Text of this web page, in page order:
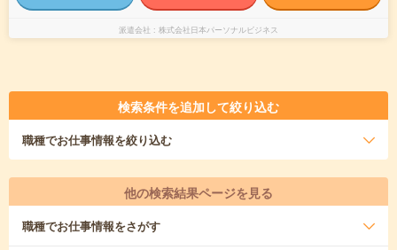
派遣会社 株式会社日本パーソナルビジネス
検索条件を追加して絞り込む
職種でお仕事情報を絞り込む
他の検索結果ページを見る
職種でお仕事情報をさがす